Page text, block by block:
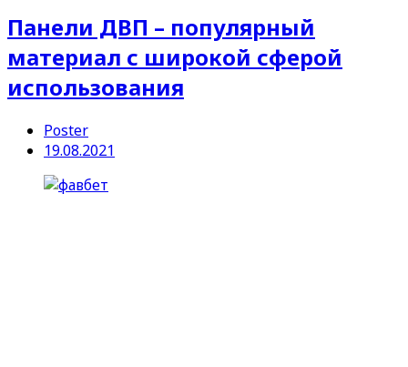
Панели ДВП – популярный
материал с широкой сферой
использования
Poster
19.08.2021